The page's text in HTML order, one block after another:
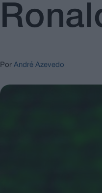
Por André Azevedo